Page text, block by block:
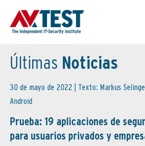
Últimas Noticias
30 de mayo de 2022 | Texto: Markus
Android
Prueba: 19 aplicaciones de
para usuarios privados y